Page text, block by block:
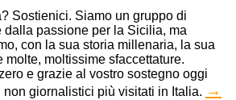
Sostienici. Siamo un gruppo di
dalla passione per la Sicilia, ma
con la sua storia millenaria, la sua
molte, moltissime sfaccettature.
e grazie al vostro sostegno oggi
giornalistici più visitati in Italia. →